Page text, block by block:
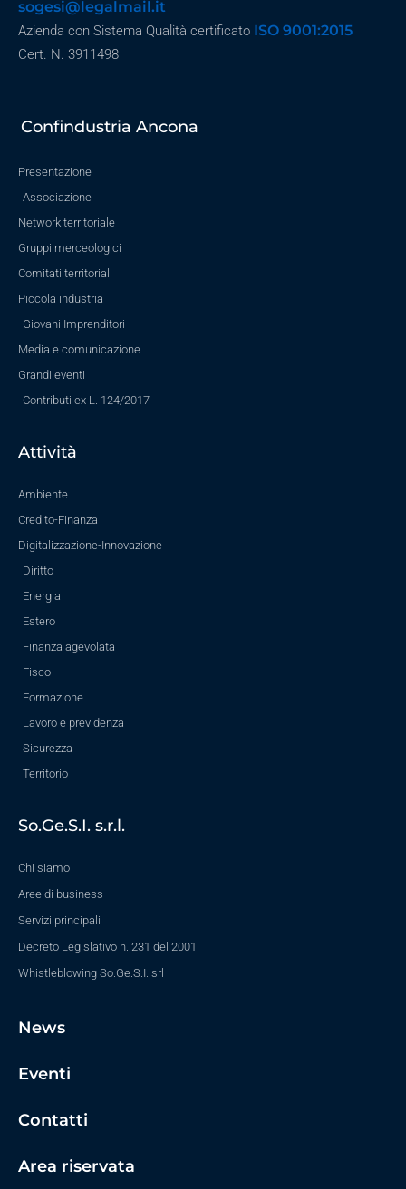
sogesi@legalmail.it
Azienda con Sistema Qualità certificato ISO 9001:2015
Cert. N. 3911498
Confindustria Ancona
Presentazione
Associazione
Network territoriale
Gruppi merceologici
Comitati territoriali
Piccola industria
Giovani Imprenditori
Media e comunicazione
Grandi eventi
Contributi ex L. 124/2017
Attività
Ambiente
Credito-Finanza
Digitalizzazione-Innovazione
Diritto
Energia
Estero
Finanza agevolata
Fisco
Formazione
Lavoro e previdenza
Sicurezza
Territorio
So.Ge.S.I. s.r.l.
Chi siamo
Aree di business
Servizi principali
Decreto Legislativo n. 231 del 2001
Whistleblowing So.Ge.S.I. srl
News
Eventi
Contatti
Area riservata